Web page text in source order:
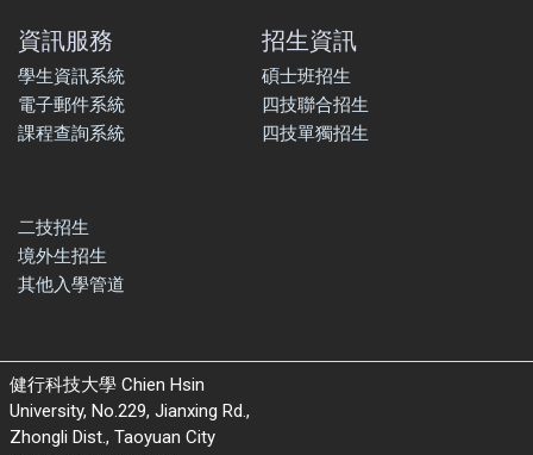
資訊服務
學生資訊系統
電子郵件系統
課程查詢系統
招生資訊
碩士班招生
四技聯合招生
四技單獨招生
二技招生
境外生招生
其他入學管道
健行科技大學 Chien Hsin
University, No.229, Jianxing Rd.,
Zhongli Dist., Taoyuan City